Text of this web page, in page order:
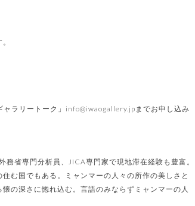
ラリートーク」info@iwaogallery.jpまでお申し込み
省専門分析員、JICA専門家で現地滞在経験も豊富。
む国でもある。ミャンマーの人々の所作の美しさと
の深さに惚れ込む。言語のみならずミャンマーの人